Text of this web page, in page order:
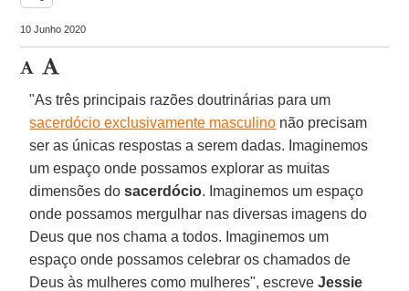
10 Junho 2020
"As três principais razões doutrinárias para um
sacerdócio exclusivamente masculino não precisam
ser as únicas respostas a serem dadas. Imaginemos
um espaço onde possamos explorar as muitas
dimensões dosacerdócio. Imaginemos um espaço
onde possamos mergulhar nas diversas imagens do
Deus que nos chama a todos. Imaginemos um
espaço onde possamos celebrar os chamados de
Deus às mulheres como mulheres", escreveJessie